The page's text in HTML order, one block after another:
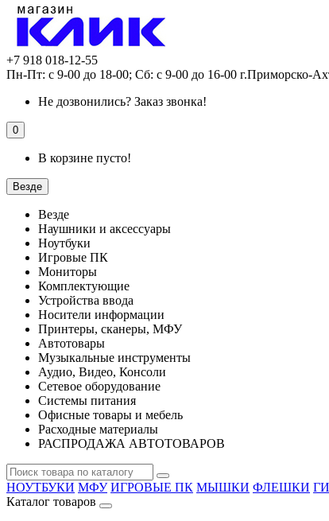
+7 918 018-12-55
Пн-Пт: с 9-00 до 18-00; Сб: с 9-00 до 16-00 г.Приморско-
Не дозвонились? Заказ звонка!
0
В корзине пусто!
Везде
Везде
Наушники и аксессуары
Ноутбуки
Игровые ПК
Мониторы
Комплектующие
Устройства ввода
Носители информации
Принтеры, сканеры, МФУ
Автотовары
Музыкальные инструменты
Аудио, Видео, Консоли
Сетевое оборудование
Системы питания
Офисные товары и мебель
Расходные материалы
РАСПРОДАЖА АВТОТОВАРОВ
НОУТБУКИ МФУ ИГРОВЫЕ ПК МЫШКИ ФЛЕШКИ
Каталог товаров